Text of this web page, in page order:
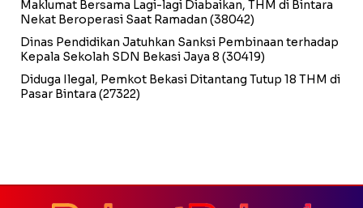
Maklumat Bersama Lagi-lagi Diabaikan, THM di Bintara
Nekat Beroperasi Saat Ramadan (38042)
Dinas Pendidikan Jatuhkan Sanksi Pembinaan terhadap
Kepala Sekolah SDN Bekasi Jaya 8 (30419)
Diduga Ilegal, Pemkot Bekasi Ditantang Tutup 18 THM di
Pasar Bintara (27322)